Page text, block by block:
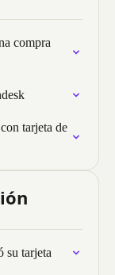
compra
tarjeta de
su tarjeta